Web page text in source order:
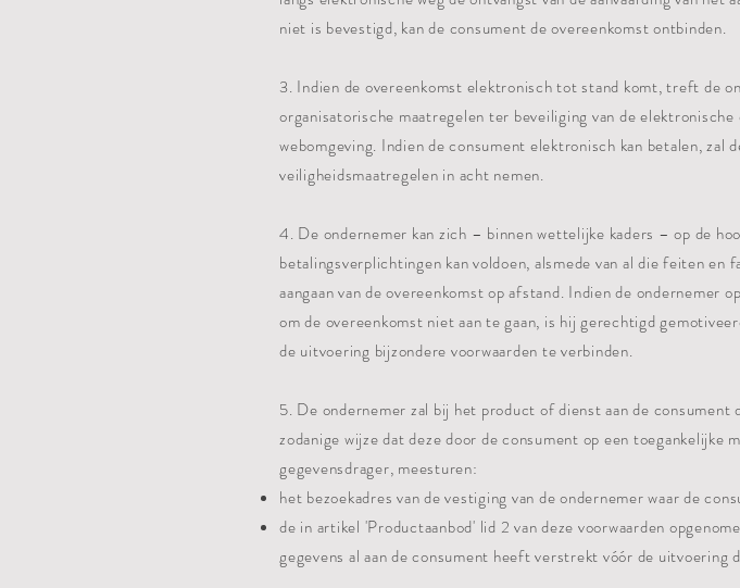
niet is bevestigd, kan de consument de overeenkomst ontbinden.
3. Indien de overeenkomst elektronisch tot stand komt, treft de
organisatorische maatregelen ter beveiliging van de
webomgeving. Indien de consument elektronisch kan betalen, zal
veiligheidsmaatregelen in acht nemen.
4. De ondernemer kan zich – binnen wettelijke kaders – op de
betalingsverplichtingen kan voldoen, alsmede van al die feiten en
aangaan van de overeenkomst op afstand. Indien de ondernemer
om de overeenkomst niet aan te gaan, is hij gerechtigd
de uitvoering bijzondere voorwaarden te verbinden.
5. De ondernemer zal bij het product of dienst aan de
zodanige wijze dat deze door de consument op een toegankelijke
gegevensdrager, meesturen:
het bezoekadres van de vestiging van de ondernemer waar de
de in artikel 'Productaanbod' lid 2 van deze voorwaarden
gegevens al aan de consument heeft verstrekt vóór de uitvoering